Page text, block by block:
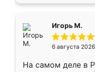
Игорь М.
6 августа 2026
На самом деле в